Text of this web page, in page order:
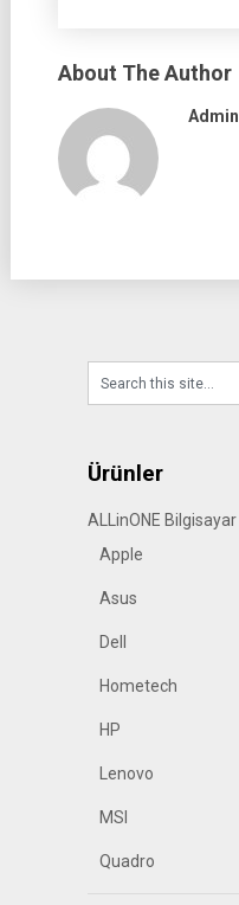
About The Author
Admin
Ürünler
ALLinONE Bilgisayar
Apple
Asus
Dell
Hometech
HP
Lenovo
MSI
Quadro